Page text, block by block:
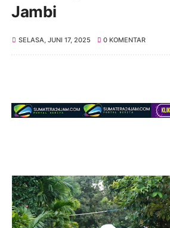
Jambi
SELASA, JUNI 17, 2025 0 KOMENTAR